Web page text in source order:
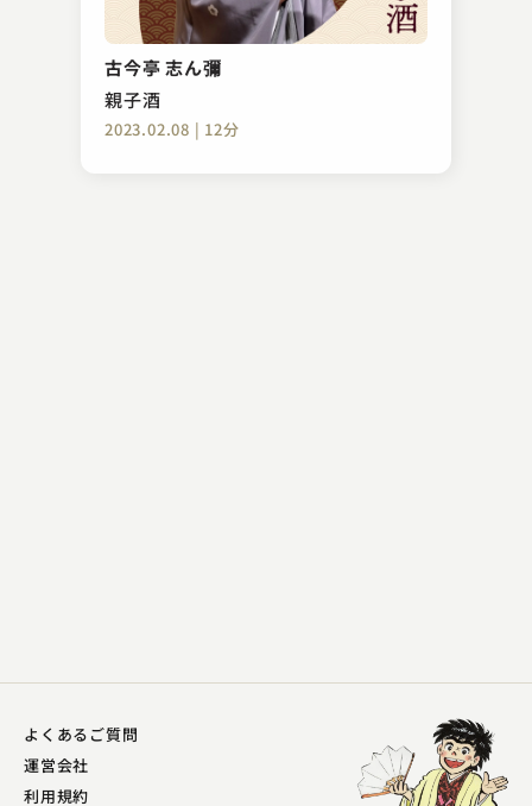
古今亭 志ん彌
親子酒
2023.02.08 | 12分
立川 吉幸
平林
2023.11.23 | 7分
よくあるご質問
運営会社
利用規約